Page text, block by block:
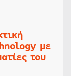
με
του